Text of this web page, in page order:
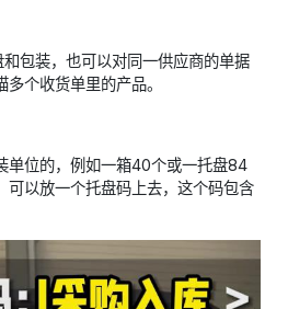
包装，也可以对同一供应商的单据
个收货单里的产品。
单位的，例如一箱40个或一托盘84
可以放一个托盘码上去，这个码包含